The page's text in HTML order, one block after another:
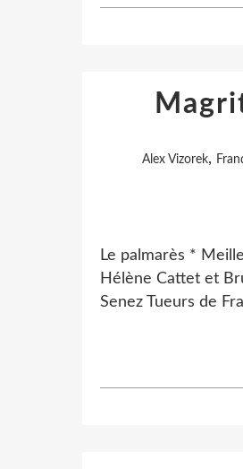
Alex Vizorek,
Le palmarès *
Hélène Cattet et
Senez Tueurs de